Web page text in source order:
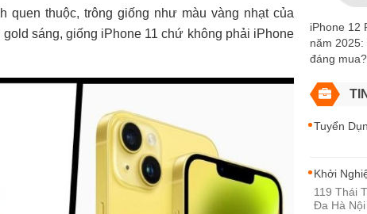
thuộc, trông giống như màu vàng nhạt của
sáng, giống iPhone 11 chứ không phải iPhone
iPhone 12
năm 2025:
đáng
Tuyển
Khởi
Chuyên
Bán Hàng
119 Thái
Đa Hà Nội